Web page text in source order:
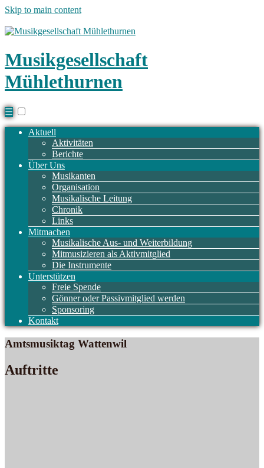
Skip to main content
Musikgesellschaft
Mühlethurnen
☰
Aktuell
Aktivitäten
Berichte
Über Uns
Musikanten
Organisation
Musikalische Leitung
Chronik
Links
Mitmachen
Musikalische Aus- und Weiterbildung
Mitmusizieren als Aktivmitglied
Die Instrumente
Unterstützen
Freie Spende
Gönner oder Passivmitglied werden
Sponsoring
Kontakt
Amtsmusiktag Wattenwil
Auftritte